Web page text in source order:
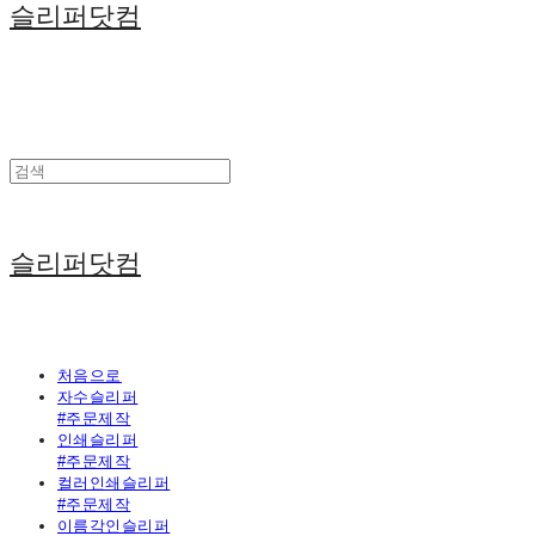
슬리퍼닷컴
슬리퍼닷컴
처음으로
자수슬리퍼
#주문제작
인쇄슬리퍼
#주문제작
컬러인쇄슬리퍼
#주문제작
이름각인슬리퍼